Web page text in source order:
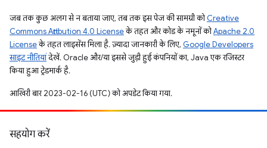
जब तक कुछ अलग से न बताया जाए, तब तक इस पेज की सामग्री कोCreative
Commons Attribution 4.0 Licenseके तहत और कोड के नमूनों कोApache 2.0
Licenseके तहत लाइसेंस मिला है. ज़्यादा जानकारी के लिए, Google Developers
साइट नीतियांदेखें. Oracle और/या इससे जुड़ी हुई कंपनियों का, Java एक रजिस्टर
किया हुआ ट्रेडमार्क है.
आखिरी बार 2023-02-16 (UTC) को अपडेट किया गया.
सहयोग करें